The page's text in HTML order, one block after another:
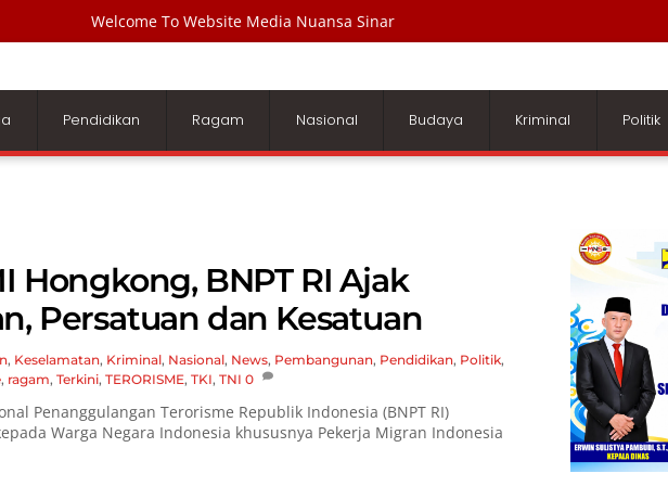
Welcome To Website Media Nuansa Sinar
Pendidikan Ragam Nasional Budaya Kriminal Politik
Hongkong, BNPT RI Ajak
Persatuan dan Kesatuan
, Keselamatan, Kriminal, Nasional, News, Pembangunan, Pendidikan, Politik,
, ragam, Terkini, TERORISME, TKI, TNI 0
Penanggulangan Terorisme Republik Indonesia (BNPT RI)
Warga Negara Indonesia khususnya Pekerja Migran Indonesia